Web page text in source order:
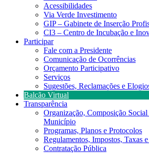
Acessibilidades
Via Verde Investimento
GIP – Gabinete de Inserção
CI3 – Centro de Incubação e
Participar
Fale com a Presidente
Comunicação de Ocorrências
Orçamento Participativo
Serviços
Sugestões, Reclamações e
Balcão Virtual
Transparência
Organização, Composição
Município
Programas, Planos e Protocolos
Regulamentos, Impostos, Taxas
Contratação Pública